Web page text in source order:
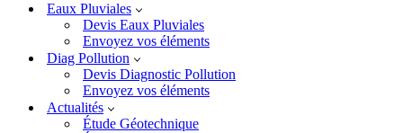
Eaux Pluviales
Devis Eaux Pluviales
Envoyez vos éléments
Diag Pollution
Devis Diagnostic Pollution
Envoyez vos éléments
Actualités
Étude Géotechnique